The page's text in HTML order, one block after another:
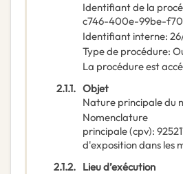
Identifiant de la
c746-400e-99be-
Identifiant interne:
Type de procédure:
La procédure est
2.1.1. Objet
Nature principale du
Nomenclature
principale(cpv):
d'exposition dans les
2.1.2. Lieu d’exécution